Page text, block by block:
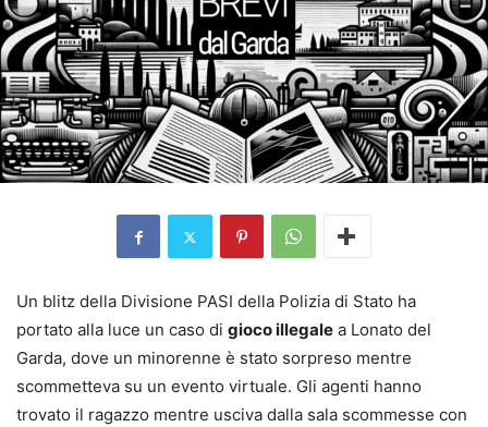
Un blitz della Divisione PASI della Polizia di Stato ha
portato alla luce un caso di gioco illegale a Lonato del
Garda, dove un minorenne è stato sorpreso mentre
scommetteva su un evento virtuale. Gli agenti hanno
trovato il ragazzo mentre usciva dalla sala scommesse con